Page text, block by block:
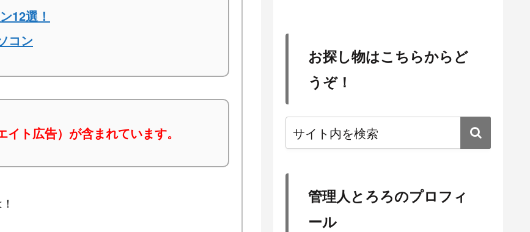
12選！
コン
ト広告）が含まれています。
お探し物はこちらからど
うぞ！
管理人とろろのプロフィ
ール